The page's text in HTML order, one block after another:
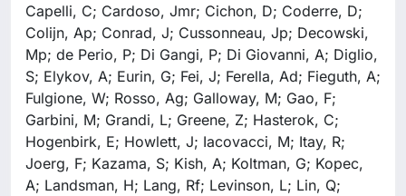
Capelli, C; Cardoso, Jmr; Cichon, D; Coderre, D;
Colijn, Ap; Conrad, J; Cussonneau, Jp; Decowski,
Mp; de Perio, P; Di Gangi, P; Di Giovanni, A; Diglio,
S; Elykov, A; Eurin, G; Fei, J; Ferella, Ad; Fieguth, A;
Fulgione, W; Rosso, Ag; Galloway, M; Gao, F;
Garbini, M; Grandi, L; Greene, Z; Hasterok, C;
Hogenbirk, E; Howlett, J; Iacovacci, M; Itay, R;
Joerg, F; Kazama, S; Kish, A; Koltman, G; Kopec,
A; Landsman, H; Lang, Rf; Levinson, L; Lin, Q;